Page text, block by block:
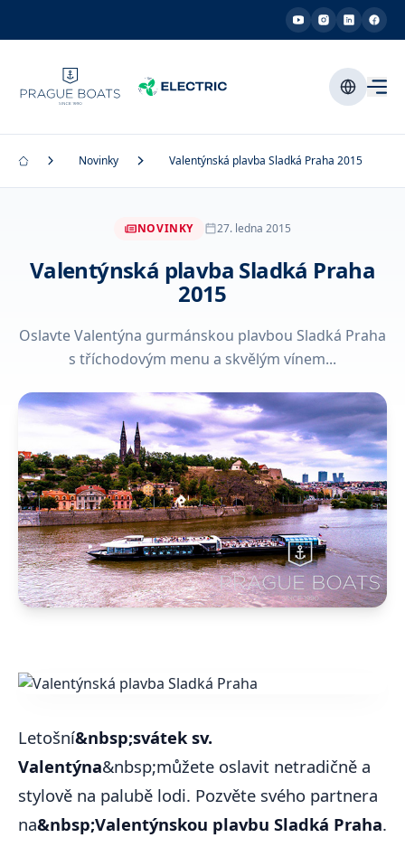
Novinky Valentýnská plavba Sladká Praha 2015
NOVINKY 27. ledna 2015
Valentýnská plavba Sladká Praha
2015
Oslavte Valentýna gurmánskou plavbou Sladká Praha
s tříchodovým menu a skvělým vínem...
Letošní&nbsp;svátek sv.
Valentýna&nbsp;můžete oslavit netradičně a
stylově na palubě lodi. Pozvěte svého partnera
na&nbsp;Valentýnskou plavbu Sladká Praha.